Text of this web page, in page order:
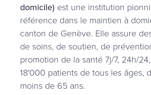
domicile) est une institution
référence dans le maintien à
canton de Genève. Elle assure
de soins, de soutien, de
promotion de la santé 7j/7, 24h/
18'000 patients de tous les âges,
moins de 65 ans.